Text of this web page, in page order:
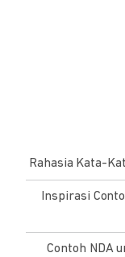
Rahasia Kata-
Inspirasi
Contoh NDA